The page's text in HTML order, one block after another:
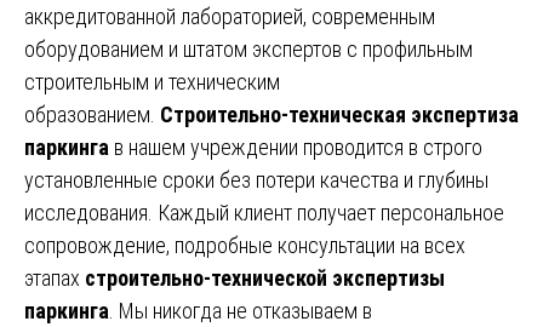
аккредитованной лабораторией, современным
оборудованием и штатом экспертов с профильным
строительным и техническим
образованием. Строительно-техническая экспертиза
паркинга в нашем учреждении проводится в строго
установленные сроки без потери качества и глубины
исследования. Каждый клиент получает персональное
сопровождение, подробные консультации на всех
этапах строительно-технической экспертизы
паркинга . Мы никогда не отказываем в